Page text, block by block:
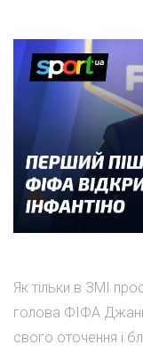
Як тільки в ЗМІ
голова ФІФА
свого оточення і